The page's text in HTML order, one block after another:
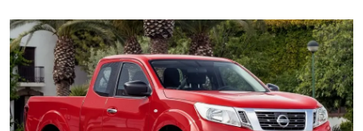
שקוע ובו הטבעת שם הדגם.